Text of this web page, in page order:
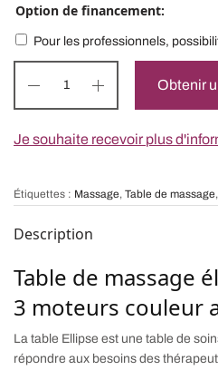
Option de financement:
Pour les professionnels,
Obtenir
Je souhaite recevoir plus
Étiquettes : Massage, Table de massage,
Description
Table de massage
3 moteurs couleur
La table Ellipse est une table de
répondre aux besoins des